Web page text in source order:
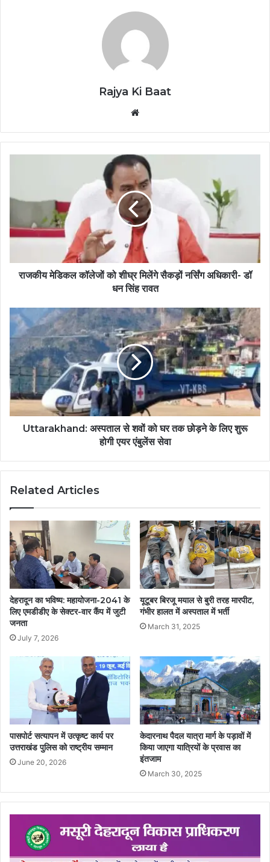
Rajya Ki Baat
राजकीय मेडिकल कॉलेजों को शीघ्र मिलेंगे सैकड़ों नर्सिंग अधिकारी- डॉ
धन सिंह रावत
Uttarakhand: अस्पताल से शवों को घर तक छोड़ने के लिए शुरू
होगी एयर एंबुलेंस सेवा
Related Articles
देहरादून का भविष्य: महायोजना-2041 के
लिए एमडीडीए के सेक्टर-वार कैंप में जुटी
जनता
July 7, 2026
यूटूबर बिरजू मयाल से बुरी तरह मारपीट,
गंभीर हालत में अस्पताल में भर्ती
March 31, 2025
पासपोर्ट सत्यापन में उत्कृष्ट कार्य पर
उत्तराखंड पुलिस को राष्ट्रीय सम्मान
June 20, 2026
केदारनाथ पैदल यात्रा मार्ग के पड़ावों में
किया जाएगा यात्रियों के प्रवास का
इंतजाम
March 30, 2025